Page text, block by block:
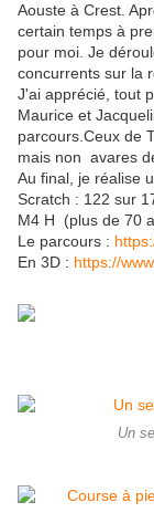
Aouste à Crest.
certain temps à
pour moi. Je
concurrents sur la
J'ai apprécié, tout
Maurice et
parcours.Ceux de
mais non avares
Au final, je réalise
Scratch : 122 sur
M4 H (plus de 70
Le parcours :
En 3D : https://
Un